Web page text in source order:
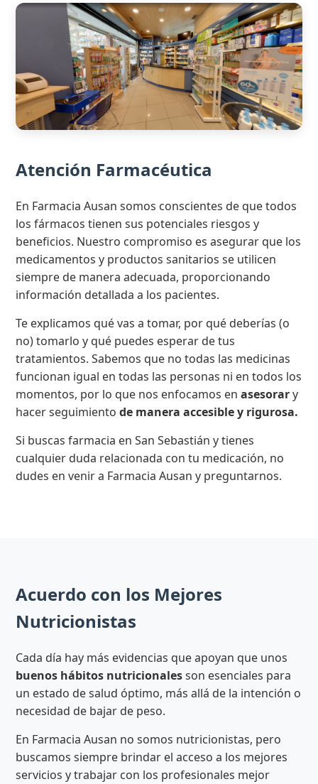
Atención Farmacéutica
En Farmacia Ausan somos conscientes de que todos
los fármacos tienen sus potenciales riesgos y
beneficios. Nuestro compromiso es asegurar que los
medicamentos y productos sanitarios se utilicen
siempre de manera adecuada, proporcionando
información detallada a los pacientes.
Te explicamos qué vas a tomar, por qué deberías (o
no) tomarlo y qué puedes esperar de tus
tratamientos. Sabemos que no todas las medicinas
funcionan igual en todas las personas ni en todos los
momentos, por lo que nos enfocamos enasesorary
hacer seguimientode manera accesible y rigurosa.
Si buscas farmacia en San Sebastián y tienes
cualquier duda relacionada con tu medicación, no
dudes en venir a Farmacia Ausan y preguntarnos.
Acuerdo con los Mejores
Nutricionistas
Cada día hay más evidencias que apoyan que unos
buenos hábitos nutricionalesson esenciales para
un estado de salud óptimo, más allá de la intención o
necesidad de bajar de peso.
En Farmacia Ausan no somos nutricionistas, pero
buscamos siempre brindar el acceso a los mejores
servicios y trabajar con los profesionales mejor